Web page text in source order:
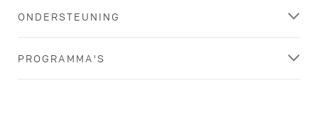
ONDERSTEUNING
PROGRAMMA'S